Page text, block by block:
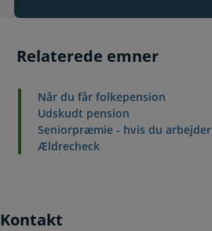
Relaterede emner
Når du får folkepension
Udskudt pension
Seniorpræmie - hvis du arbejder
Ældrecheck
Kontakt